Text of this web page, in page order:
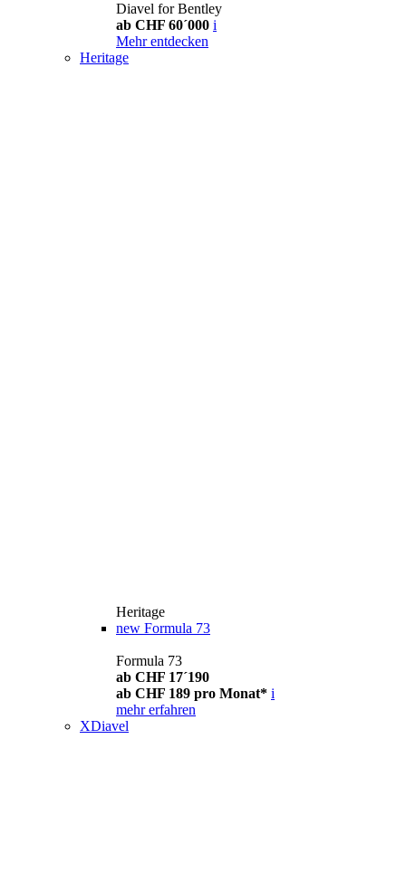
Diavel for Bentley
ab CHF 60´000 i
Mehr entdecken
Heritage
Heritage
new Formula 73
Formula 73
ab CHF 17´190
ab CHF 189 pro Monat* i
mehr erfahren
XDiavel